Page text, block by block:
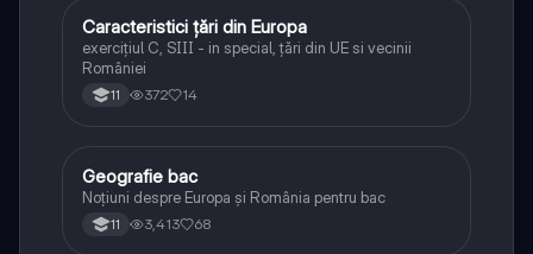
Geografie
Caracteristici țări din Europa
exercițiul C, SIII - in special, țări din UE si vecinii
României
11 372 14
Geografie
Geografie bac
Noțiuni despre Europa și România pentru bac
11 3,413 68